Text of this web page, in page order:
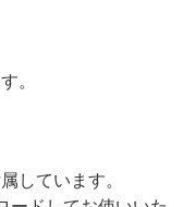
。
しています。